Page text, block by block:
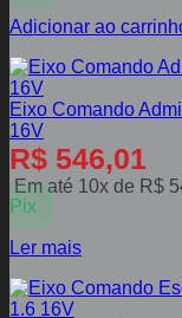
Adicionar ao
Eixo Comando
16V
R$ 546,01
Em até 10x de R$
Pix
Ler mais